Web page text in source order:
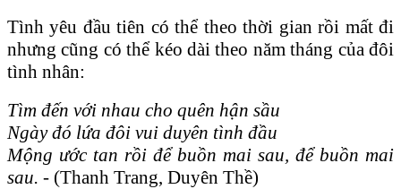
Tình yêu đầu tiên có thể theo thời gian rồi mất đi
nhưng cũng có thể kéo dài theo năm tháng của đôi
tình nhân:
Tìm đến với nhau cho quên hận sầu
Ngày đó lứa đôi vui duyên tình đầu
Mộng ước tan rồi để buồn mai sau, để buồn mai
sau. - (Thanh Trang, Duyên Thề)